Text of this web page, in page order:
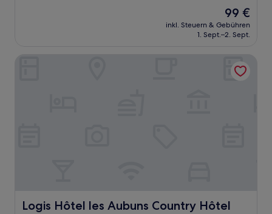
Bewertungen)
Der
Preis
beträgt
99 €
inkl. Steuern & Gebühren
1. Sept.–2. Sept.
Logis Hôtel les Aubuns Country Hôtel
Logis Hôtel les Aubuns Country Hôtel